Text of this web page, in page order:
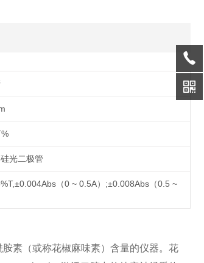
光二极管
（0 ~ 0.5A）;±0.008Abs（0.5 ~
素（或称花椒麻味素）含量的仪器。花